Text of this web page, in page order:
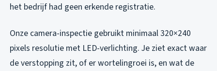
het bedrijf had geen erkende registratie.
Onze camera-inspectie gebruikt minimaal 320×240
pixels resolutie met LED-verlichting. Je ziet exact waar
de verstopping zit, of er wortelingroei is, en wat de